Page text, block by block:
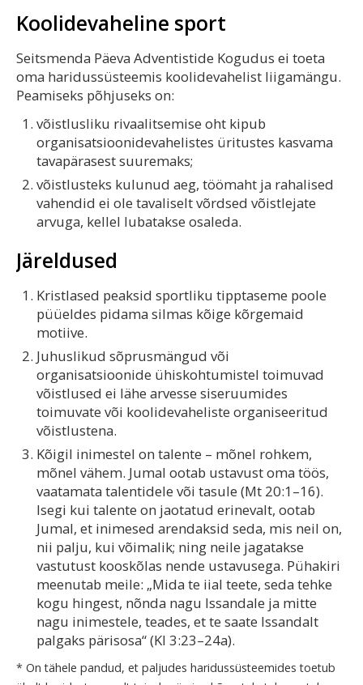
Koolidevaheline sport
Seitsmenda Päeva Adventistide Kogudus ei toeta
oma haridussüsteemis koolidevahelist liigamängu.
Peamiseks põhjuseks on:
võistlusliku rivaalitsemise oht kipub
organisatsioonidevahelistes üritustes kasvama
tavapärasest suuremaks;
võistlusteks kulunud aeg, töömaht ja rahalised
vahendid ei ole tavaliselt võrdsed võistlejate
arvuga, kellel lubatakse osaleda.
Järeldused
Kristlased peaksid sportliku tipptaseme poole
püüeldes pidama silmas kõige kõrgemaid
motiive.
Juhuslikud sõprusmängud või
organisatsioonide ühiskohtumistel toimuvad
võistlused ei lähe arvesse siseruumides
toimuvate või koolidevaheliste organiseeritud
võistlustena.
Kõigil inimestel on talente – mõnel rohkem,
mõnel vähem. Jumal ootab ustavust oma töös,
vaatamata talentidele või tasule (Mt 20:1–16).
Isegi kui talente on jaotatud erinevalt, ootab
Jumal, et inimesed arendaksid seda, mis neil on,
nii palju, kui võimalik; ning neile jagatakse
vastutust kooskõlas nende ustavusega. Pühakiri
meenutab meile: „Mida te iial teete, seda tehke
kogu hingest, nõnda nagu Issandale ja mitte
nagu inimestele, teades, et te saate Issandalt
palgaks pärisosa“ (Kl 3:23–24a).
* On tähele pandud, et paljudes haridussüsteemides toetub